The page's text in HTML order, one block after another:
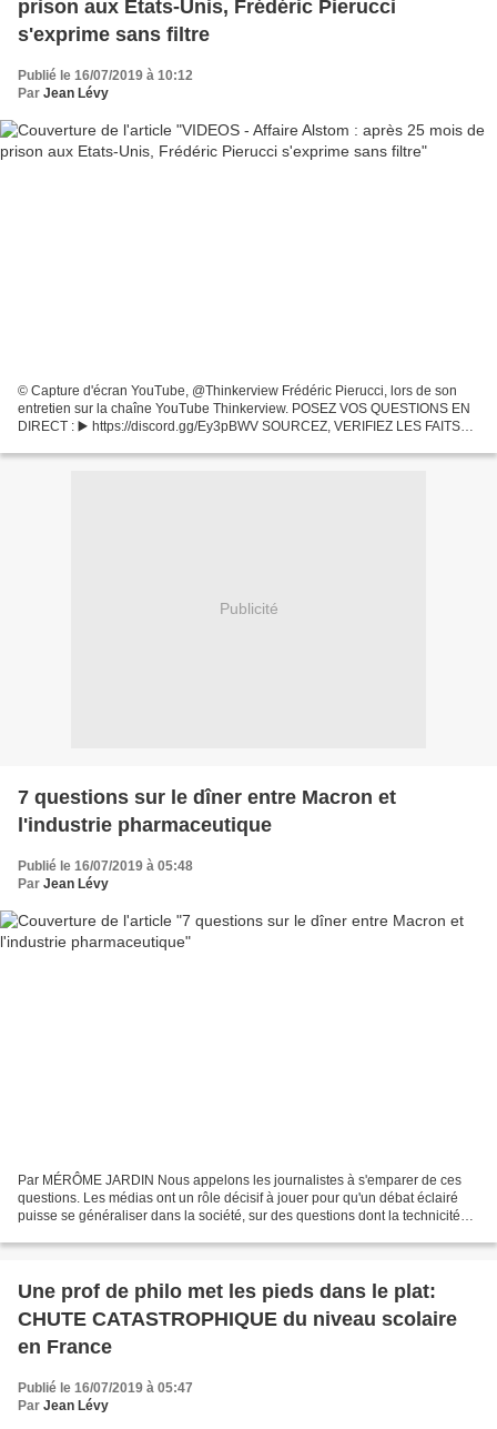
prison aux Etats-Unis, Frédéric Pierucci
s'exprime sans filtre
Publié le 16/07/2019 à 10:12
Par Jean Lévy
© Capture d'écran YouTube, @Thinkerview Frédéric Pierucci, lors de son
entretien sur la chaîne YouTube Thinkerview. POSEZ VOS QUESTIONS EN
DIRECT : ▶️ https://discord.gg/Ey3pBWV SOURCEZ, VERIFIEZ LES FAITS
Publicité
7 questions sur le dîner entre Macron et
l'industrie pharmaceutique
Publié le 16/07/2019 à 05:48
Par Jean Lévy
Par MÉRÔME JARDIN Nous appelons les journalistes à s'emparer de ces
questions. Les médias ont un rôle décisif à jouer pour qu'un débat éclairé
puisse se généraliser dans la société, sur des questions dont la technicité
Une prof de philo met les pieds dans le plat:
CHUTE CATASTROPHIQUE du niveau scolaire
en France
Publié le 16/07/2019 à 05:47
Par Jean Lévy